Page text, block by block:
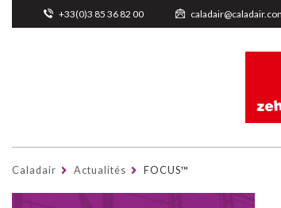
+33(0)3 85 36 82 00
Caladair Actualités FOCUS™
Cookies management panel